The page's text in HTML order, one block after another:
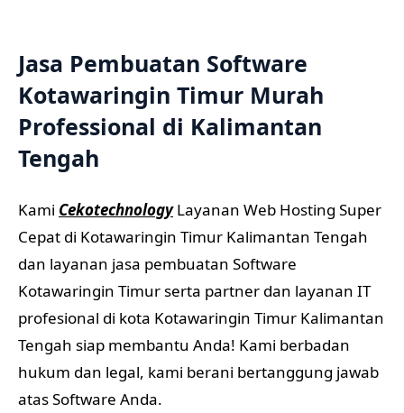
Jasa Pembuatan Software
Kotawaringin Timur Murah
Professional di Kalimantan
Tengah
Kami CekotechnologyLayanan Web Hosting Super
Cepat di Kotawaringin Timur Kalimantan Tengah
dan layanan jasa pembuatan Software
Kotawaringin Timur serta partner dan layanan IT
profesional di kota Kotawaringin Timur Kalimantan
Tengah siap membantu Anda! Kami berbadan
hukum dan legal, kami berani bertanggung jawab
atas Software Anda.